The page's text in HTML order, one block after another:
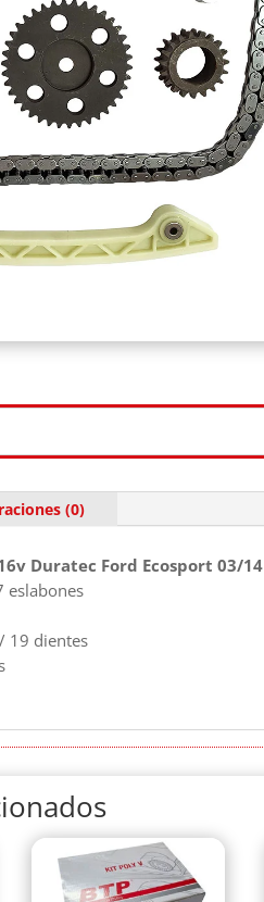
(0)
Duratec Ford Ecosport 03/14
eslabones
19 dientes